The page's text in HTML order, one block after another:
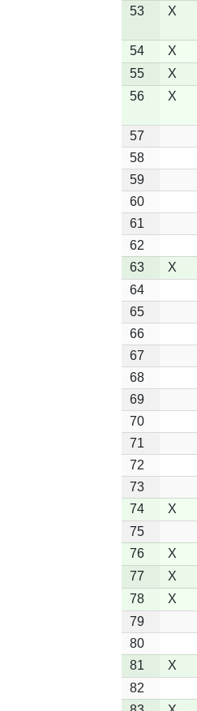
53
X
54
X
55
X
56
X
57
58
59
60
61
62
63
X
64
65
66
67
68
69
70
71
72
73
74
X
75
76
X
77
X
78
X
79
80
81
X
82